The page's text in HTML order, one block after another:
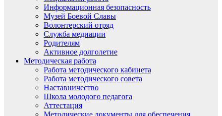
Информационная безопасность
Музей Боевой Славы
Волонтерский отряд
Служба медиации
Родителям
Активное долголетие
Методическая работа
Работа методического кабинета
Работа методического совета
Наставничество
Школа молодого педагога
Аттестация
Методические документы для обеспечения